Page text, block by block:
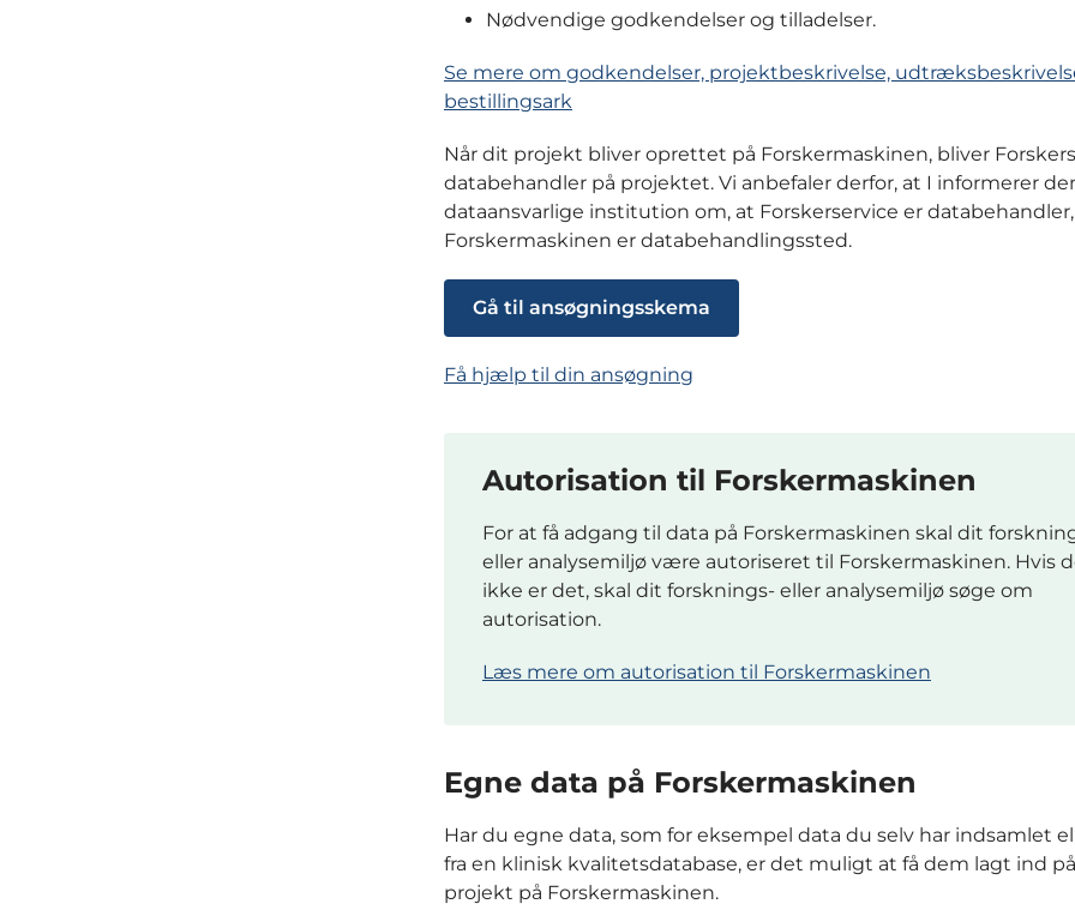
Nødvendige godkendelser og tilladelser.
Se mere om godkendelser, projektbeskrivelse,
bestillingsark
Når dit projekt bliver oprettet på Forskermaskinen, bliver
databehandler på projektet. Vi anbefaler derfor, at I informerer
dataansvarlige institution om, at Forskerservice er
Forskermaskinen er databehandlingssted.
Gå til ansøgningsskema
Få hjælp til din ansøgning
Autorisation til Forskermaskinen
For at få adgang til data på Forskermaskinen skal dit
eller analysemiljø være autoriseret til Forskermaskinen. Hvis
ikke er det, skal dit forsknings- eller analysemiljø søge om
autorisation.
Læs mere om autorisation til Forskermaskinen
Egne data på Forskermaskinen
Har du egne data, som for eksempel data du selv har indsamlet
fra en klinisk kvalitetsdatabase, er det muligt at få dem lagt ind
projekt på Forskermaskinen.